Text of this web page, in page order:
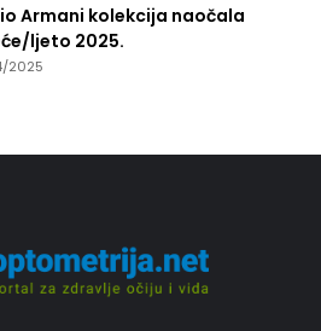
Armani kolekcija naočala
ljeto 2025.
2025